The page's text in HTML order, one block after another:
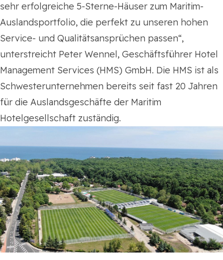
sehr erfolgreiche 5-Sterne-Häuser zum Maritim-
Auslandsportfolio, die perfekt zu unseren hohen
Service- und Qualitätsansprüchen passen“,
unterstreicht Peter Wennel, Geschäftsführer Hotel
Management Services (HMS) GmbH. Die HMS ist als
Schwesterunternehmen bereits seit fast 20 Jahren
für die Auslandsgeschäfte der Maritim
Hotelgesellschaft zuständig.